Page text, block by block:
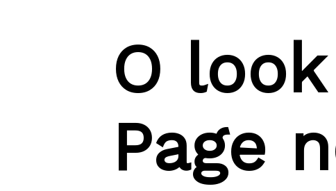
O
Page